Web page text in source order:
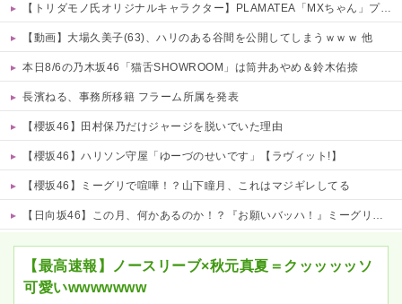
【トリダモノ氏オリジナルキャラクター】PLAMATEA「MXちゃん」プラモデル【駿河屋 予約開始】
【動画】大場久美子(63)、ハリのある谷間を公開してしまうｗｗｗ 他
本日8/6の乃木坂46「猫舌SHOWROOM」は筒井あやめ＆鈴木佑捺
長濱ねる、事務所移籍 フラーム所属を発表
【櫻坂46】田村保乃だけジャージを脱いでいた理由
【櫻坂46】ハリソン守屋「ゆーづのせいです」【ラヴィット!】
【櫻坂46】ミーグリで喧嘩！？山下瞳月、これはマジギレしてる
【日向坂46】この月、何かあるのか！？『お願いバッハ！』ミーグリ日程がこちら
【最高速報】ノースリーブ×秋元真夏＝クッッッッソ
可愛いwwwwwww